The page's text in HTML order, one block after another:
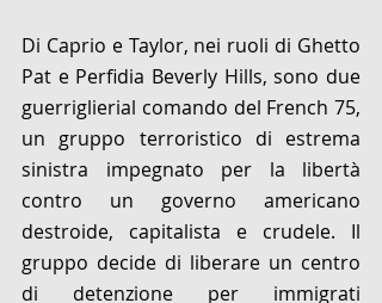
Di Caprio e Taylor, nei ruoli di Ghetto
Pat e Perfidia Beverly Hills, sono due
guerriglierial comando del French 75,
un gruppo terroristico di estrema
sinistra impegnato per la libertà
contro un governo americano
destroide, capitalista e crudele. Il
gruppo decide di liberare un centro
di detenzione per immigrati